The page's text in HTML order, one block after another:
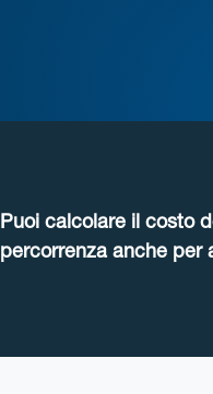
Puoi calcolare il costo
percorrenza anche per